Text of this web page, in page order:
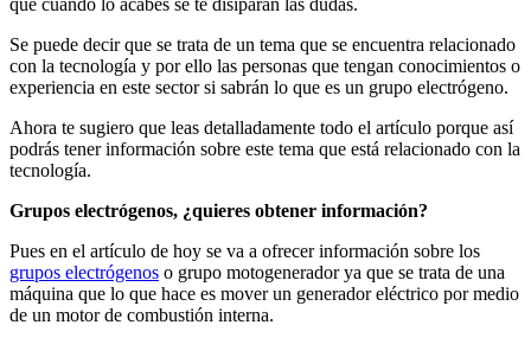
que cuando lo acabes se te disiparán las dudas.
Se puede decir que se trata de un tema que se encuentra relacionado
con la tecnología y por ello las personas que tengan conocimientos o
experiencia en este sector si sabrán lo que es un grupo electrógeno.
Ahora te sugiero que leas detalladamente todo el artículo porque así
podrás tener información sobre este tema que está relacionado con la
tecnología.
Grupos electrógenos, ¿quieres obtener información?
Pues en el artículo de hoy se va a ofrecer información sobre los
grupos electrógenos o grupo motogenerador ya que se trata de una
máquina que lo que hace es mover un generador eléctrico por medio
de un motor de combustión interna.